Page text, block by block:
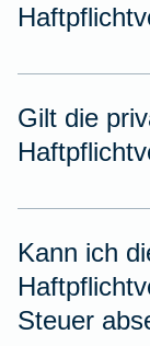
Gilt die
Kann ich
Steuer